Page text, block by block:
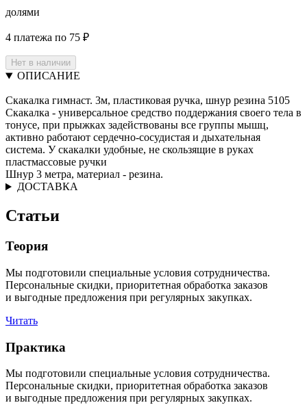
долями
4 платежа по 75 ₽
Нет в наличии
ОПИСАНИЕ
Скакалка гимнаст. 3м, пластиковая ручка, шнур резина 5105
Скакалка - универсальное средство поддержания своего тела в
тонусе, при прыжках задействованы все группы мышц,
активно работают сердечно-сосудистая и дыхательная
система. У скакалки удобные, не скользящие в руках
пластмассовые ручки
Шнур 3 метра, материал - резина.
ДОСТАВКА
Статьи
Теория
Мы подготовили специальные условия сотрудничества.
Персональные скидки, приоритетная обработка заказов
и выгодные предложения при регулярных закупках.
Читать
Практика
Мы подготовили специальные условия сотрудничества.
Персональные скидки, приоритетная обработка заказов
и выгодные предложения при регулярных закупках.